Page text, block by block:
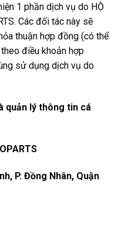
1 phần dịch vụ do HỘ
Các đối tác này sẽ
thuận hợp đồng (có thể
điều khoản hợp
sử dụng dịch vụ do
quản lý thông tin cá
P. Đồng Nhân, Quận